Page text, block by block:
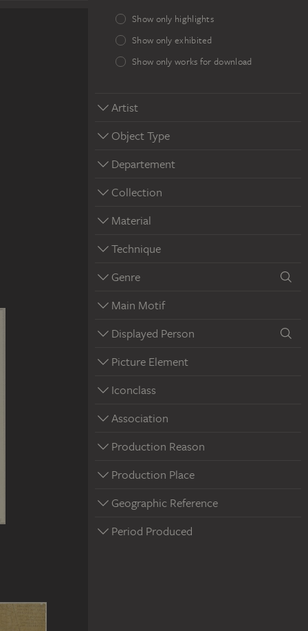
Show only highlights
Show only exhibited
Show only works for download
Artist
Object Type
Departement
Collection
Material
Technique
Genre
Main Motif
Displayed Person
Picture Element
Iconclass
Association
Production Reason
Production Place
Geographic Reference
Period Produced